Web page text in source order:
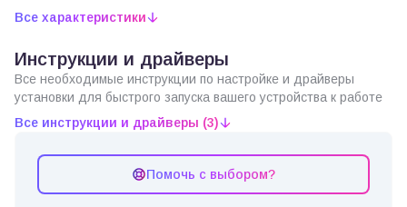
Все характеристики
Инструкции и драйверы
Все необходимые инструкции по настройке и драйверы
установки для быстрого запуска вашего устройства к работе
Все инструкции и драйверы (3)
Помочь с выбором?